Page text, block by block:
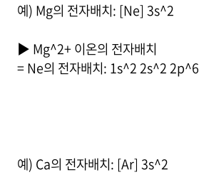
예) Mg의 전자배치: [Ne] 3s^2
▶ Mg^2+ 이온의 전자배치
= Ne의 전자배치: 1s^2 2s^2 2p^6
예) Ca의 전자배치: [Ar] 3s^2